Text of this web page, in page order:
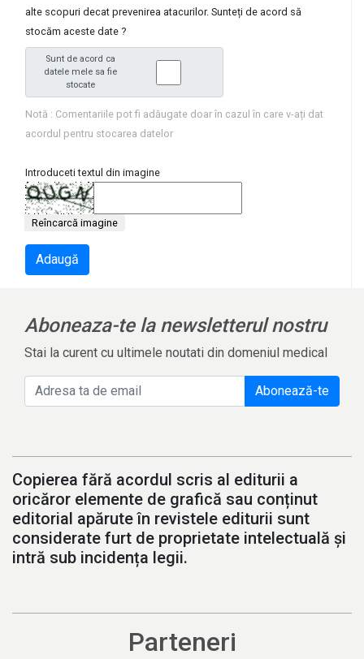
alte scopuri decat prevenirea atacurilor. Sunteți de acord să
stocăm aceste date ?
Sunt de acord ca
datele mele sa fie
stocate
Notă : Comentariile pot fi adăugate doar în cazul în care v-ați dat
acordul pentru stocarea datelor
Introduceti textul din imagine
Reîncarcă imagine
Adaugă
Aboneaza-te la newsletterul nostru
Stai la curent cu ultimele noutati din domeniul medical
Abonează-te
Copierea fără acordul scris al editurii a
oricăror elemente de grafică sau conținut
editorial apărute în revistele editurii sunt
considerate furt de proprietate intelectuală și
intră sub incidența legii.
Parteneri